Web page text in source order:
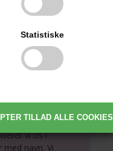
Statistiske
vi os i
navn. Vi